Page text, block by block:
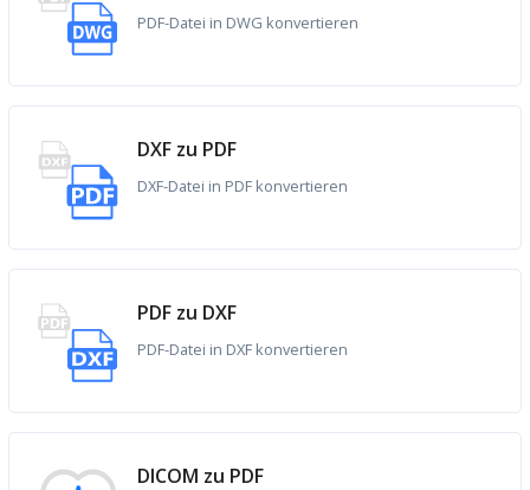
PDF-Datei in DWG konvertieren
DXF zu PDF
DXF-Datei in PDF konvertieren
PDF zu DXF
PDF-Datei in DXF konvertieren
DICOM zu PDF